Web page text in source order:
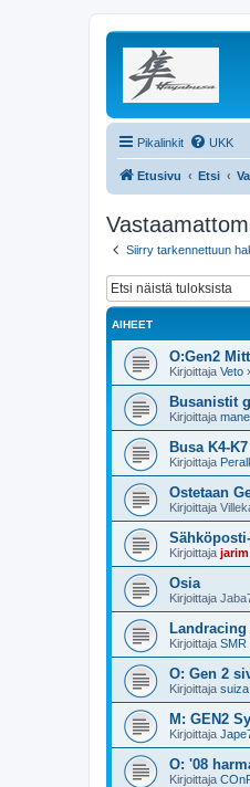
Pikalinkit UKK
Etusivu Etsi
Siirry tarkennettuun
AIHEET
O:Gen2
Kirjoittaja Veto
Busanistit
Kirjoittaja
Busa K4-
Kirjoittaja
Ostetaan
Kirjoittaja
Kirjoittaja jarim
Osia
Kirjoittaja
Kirjoittaja SMR
O: Gen 2
Kirjoittaja suiza
M: GEN2
Kirjoittaja
O: '08
Kirjoittaja